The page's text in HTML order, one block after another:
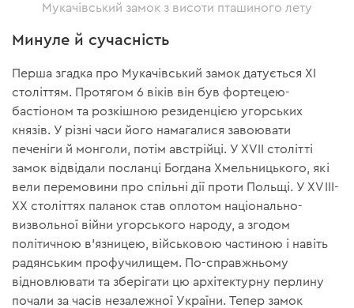
Мукачівський замок з висоти пташиного лету
Минуле й сучасність
Перша згадка про Мукачівський замок датується XI
століттям. Протягом 6 віків він був фортецею-
бастіоном та розкішною резиденцією угорських
князів. У різні часи його намагалися завоювати
печеніги й монголи, потім австрійці. У XVII столітті
замок відвідали посланці Богдана Хмельницького, які
вели перемовини про спільні дії проти Польщі. У XVIII-
XX століттях паланок став оплотом національно-
визвольної війни угорського народу, а згодом
політичною в’язницею, військовою частиною і навіть
радянським профучилищем. По-справжньому
відновлювати та зберігати цю архітектурну перлину
почали за часів незалежної України. Тепер замок